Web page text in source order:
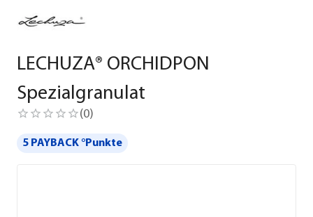
LECHUZA® ORCHIDPON
Spezialgranulat
(0)
5 PAYBACK °Punkte